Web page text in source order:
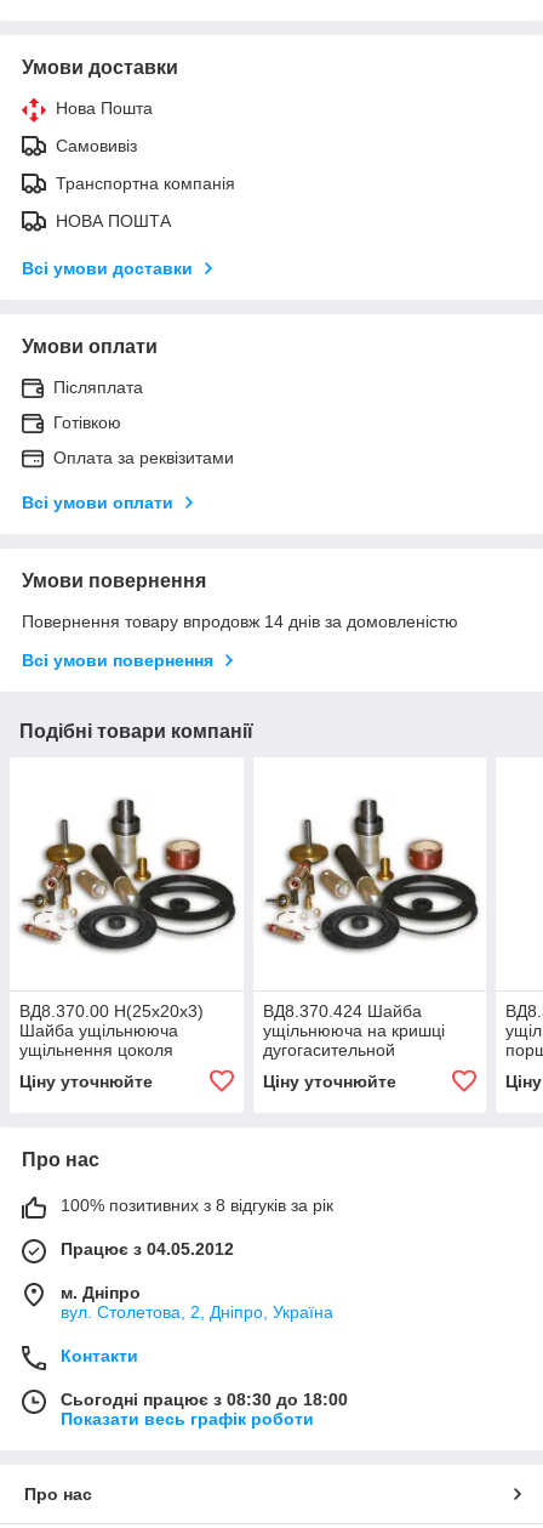
Умови доставки
Нова Пошта
Самовивіз
Транспортна компанія
НОВА ПОШТА
Всі умови доставки
Умови оплати
Післяплата
Готівкою
Оплата за реквізитами
Всі умови оплати
Умови повернення
Повернення товару впродовж 14 днів за домовленістю
Всі умови повернення
Подібні товари компанії
ВД8.370.00 Н(25х20х3)
Шайба ущільнююча
ущільнення цоколя
Ціну уточнюйте
ВД8.370.424 Шайба
ущільнююча на кришці
дугогасительной
управління
Ціну уточнюйте
Про нас
100% позитивних з 8 відгуків за рік
Працює з 04.05.2012
м. Дніпро
вул. Столетова, 2, Дніпро, Україна
Контакти
Сьогодні працює з 08:30 до 18:00
Показати весь графік роботи
Про нас